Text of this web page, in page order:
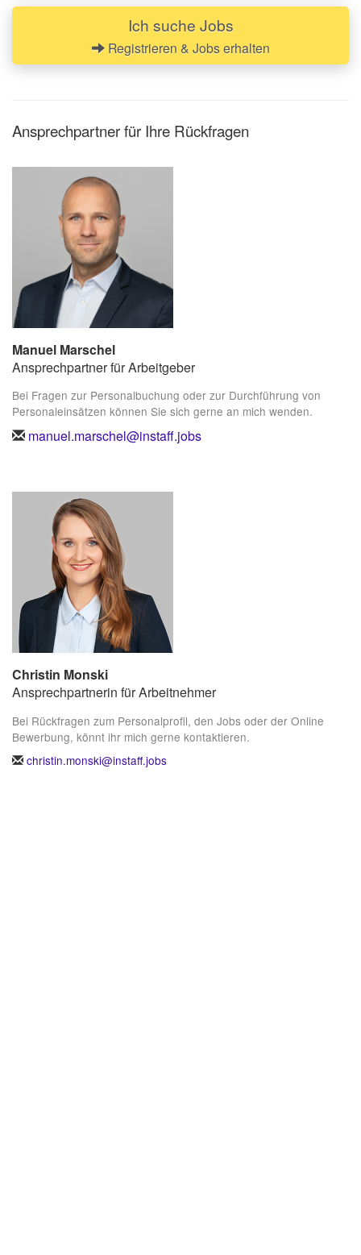
Ich suche Jobs
Registrieren & Jobs erhalten
Ansprechpartner für Ihre Rückfragen
Manuel Marschel
Ansprechpartner für Arbeitgeber
Bei Fragen zur Personalbuchung oder zur Durchführung von
Personaleinsätzen können Sie sich gerne an mich wenden.
manuel.marschel@instaff.jobs
Christin Monski
Ansprechpartnerin für Arbeitnehmer
Bei Rückfragen zum Personalprofil, den Jobs oder der Online
Bewerbung, könnt ihr mich gerne kontaktieren.
christin.monski@instaff.jobs